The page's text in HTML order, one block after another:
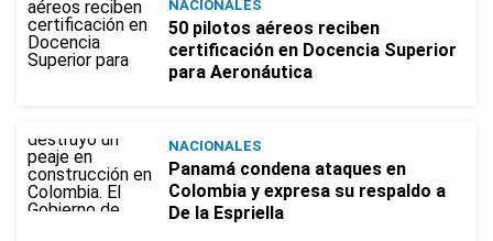
NACIONALES
50 pilotos aéreos reciben
certificación en Docencia Superior
para Aeronáutica
NACIONALES
Panamá condena ataques en
Colombia y expresa su respaldo a
De la Espriella